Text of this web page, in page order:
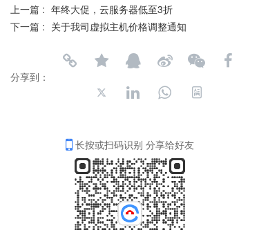
上一篇 : 年终大促，云服务器低至3折
下一篇 : 关于我司虚拟主机价格调整通知
分享到：
长按或扫码识别 分享给好友